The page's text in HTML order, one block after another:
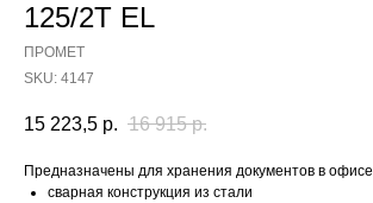
125/2Т EL
ПРОМЕТ
SKU: 4147
15 223,5 р. 16 915 р.
Предназначены для хранения документов в офисе
сварная конструкция из стали